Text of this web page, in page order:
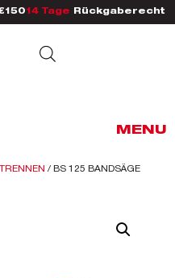
14 Tage Rückgaberecht
MENU
TRENNEN / BS 125 BANDSÄGE